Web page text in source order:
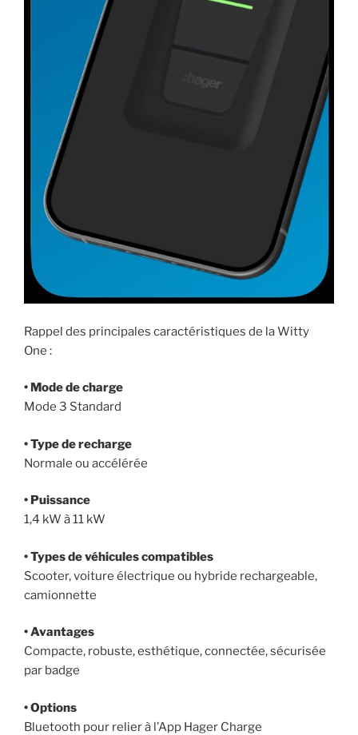
Rappel des principales caractéristiques de la Witty
One :
• Mode de charge
Mode 3 Standard
• Type de recharge
Normale ou accélérée
• Puissance
1,4 kW à 11 kW
• Types de véhicules compatibles
Scooter, voiture électrique ou hybride rechargeable,
camionnette
• Avantages
Compacte, robuste, esthétique, connectée, sécurisée
par badge
• Options
Bluetooth pour relier à l’App Hager Charge